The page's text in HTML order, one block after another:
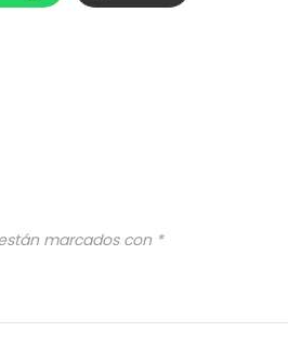
marcados con *